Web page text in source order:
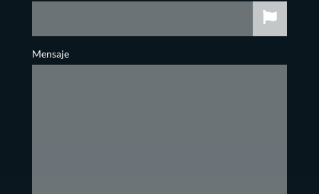
Mensaje